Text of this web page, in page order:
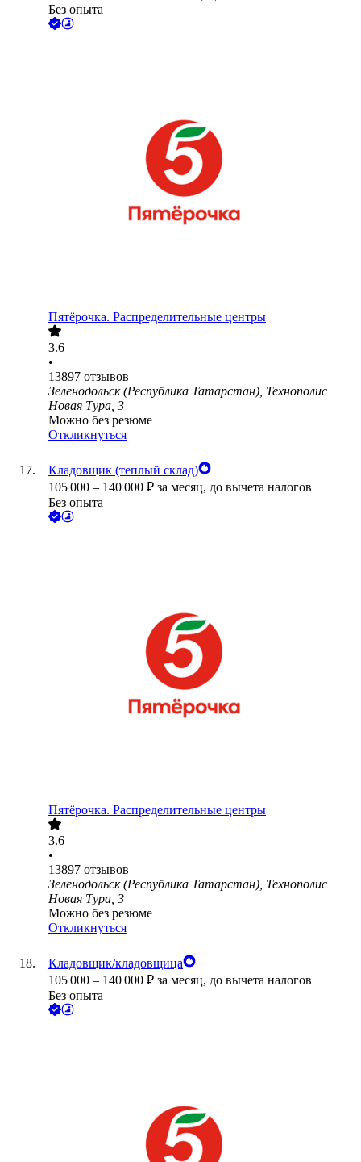
Без опыта
Пятёрочка. Распределительные центры
3.6
•
13897 отзывов
Зеленодольск (Республика Татарстан), Технополис
Новая Тура, 3
Можно без резюме
Откликнуться
Кладовщик (теплый склад)
105 000 – 140 000 ₽ за месяц, до вычета налогов
Без опыта
Пятёрочка. Распределительные центры
3.6
•
13897 отзывов
Зеленодольск (Республика Татарстан), Технополис
Новая Тура, 3
Можно без резюме
Откликнуться
Кладовщик/кладовщица
105 000 – 140 000 ₽ за месяц, до вычета налогов
Без опыта